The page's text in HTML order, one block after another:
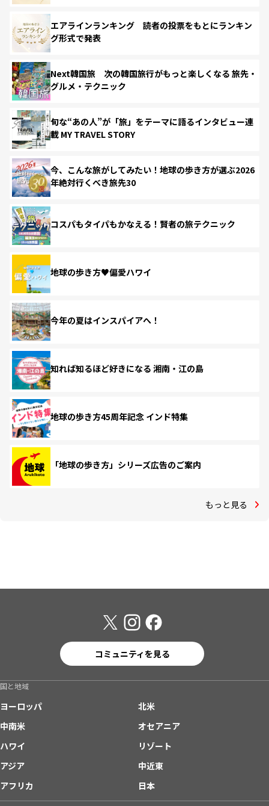
エアラインランキング 読者の投票をもとにランキン
グ形式で発表
Next韓国旅 次の韓国旅行がもっと楽しくなる 旅先・
グルメ・テクニック
旬な“あの人”が「旅」をテーマに語るインタビュー連
載 MY TRAVEL STORY
今、こんな旅がしてみたい！地球の歩き方が選ぶ2026
年絶対行くべき旅先30
コスパもタイパもかなえる！賢者の旅テクニック
地球の歩き方♥偏愛ハワイ
今年の夏はインスパイアへ！
知れば知るほど好きになる 湘南・江の島
地球の歩き方45周年記念 インド特集
「地球の歩き方」シリーズ広告のご案内
もっと見る
コミュニティを見る
国と地域
ヨーロッパ
北米
中南米
オセアニア
ハワイ
リゾート
アジア
中近東
アフリカ
日本